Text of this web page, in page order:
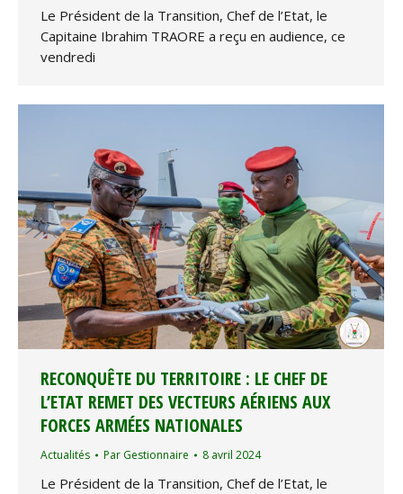
Le Président de la Transition, Chef de l’Etat, le
Capitaine Ibrahim TRAORE a reçu en audience, ce
vendredi
RECONQUÊTE DU TERRITOIRE : LE CHEF DE
L’ETAT REMET DES VECTEURS AÉRIENS AUX
FORCES ARMÉES NATIONALES
Actualités Par Gestionnaire 8 avril 2024
Le Président de la Transition, Chef de l’Etat, le